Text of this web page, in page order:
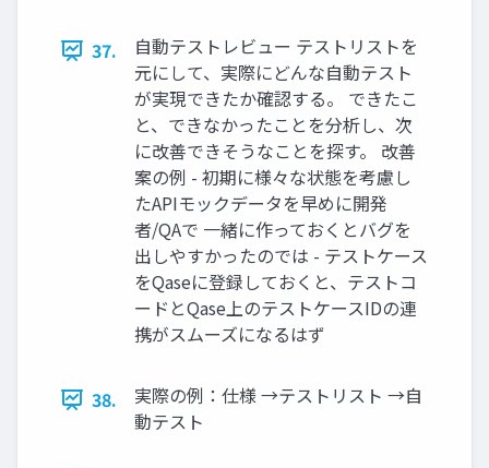
37.
自動テストレビュー テストリストを
元にして、実際にどんな自動テスト
が実現できたか確認する。 できたこ
と、できなかったことを分析し、次
に改善できそうなことを探す。 改善
案の例 - 初期に様々な状態を考慮し
たAPIモックデータを早めに開発
者/QAで 一緒に作っておくとバグを
出しやすかったのでは - テストケース
をQaseに登録しておくと、テストコ
ードとQase上のテストケースIDの連
携がスムーズになるはず
38.
実際の例：仕様 →テストリスト →自
動テスト